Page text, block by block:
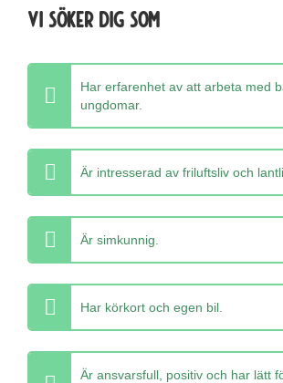
Vi söker dig som
Har erfarenhet av att arbeta med
ungdomar.
Är intresserad av friluftsliv och
Är simkunnig.
Har körkort och egen bil.
Är ansvarsfull, positiv och har lätt